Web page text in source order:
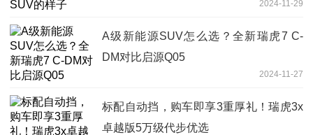
2024-11-29
A级新能源SUV怎么选？全新瑞虎7 C-
DM对比启源Q05
2024-11-27
标配自动挡，购车即享3重厚礼！瑞虎3x
卓越版5万级代步优选